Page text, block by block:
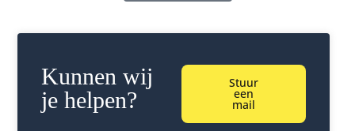
Kunnen wij
je helpen?
Stuur
een
mail